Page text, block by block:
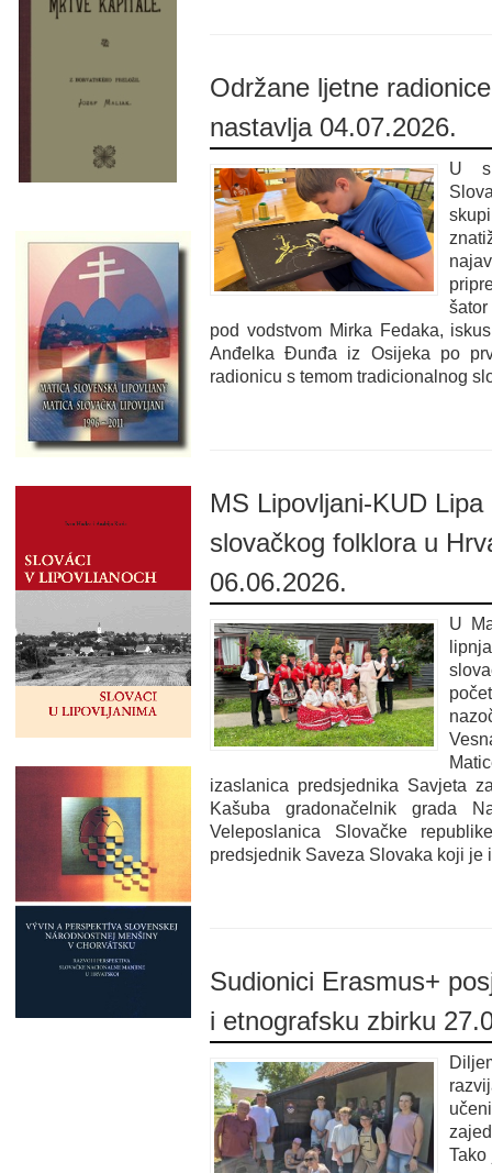
Održane ljetne
nastavlja 04.07.2026.
U
pod vodstvom Mirka Fedaka,
Anđelka Đunđa iz Osijeka po
radionicu s temom tradicionalnog
MS Lipovljani-KUD
slovačkog folklora u
06.06.2026.
U
izaslanica predsjednika Savjeta
Kašuba gradonačelnik grada
Veleposlanica Slovačke
predsjednik Saveza Slovaka koji je
Sudionici Erasmus+
i etnografsku zbirku